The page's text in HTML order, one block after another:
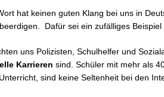
hat keinen guten Klang bei uns in
Dafür sei ein zufälliges Beispiel
uns Polizisten, Schulhelfer und
Karrieren sind. Schüler mit mehr als
sind keine Seltenheit bei den